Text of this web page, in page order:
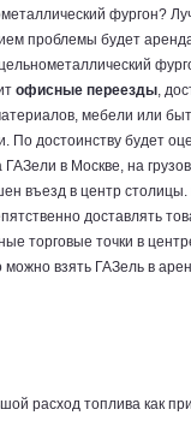
фургон?
проблемы будет
офисные переезды,
мебели или
По достоинству будет
ГАЗели в Москве, на
въезд в центр столицы.
доставлять
торговые точки в
взять ГАЗель в
расход топлива как при